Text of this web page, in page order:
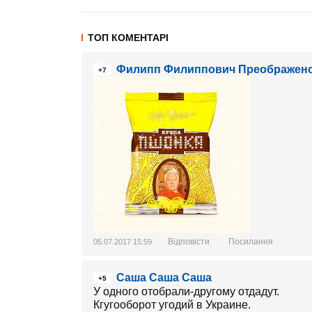
ТОП КОМЕНТАРІ
+7 Филипп Филиппович
05.07.2017 15:59 Відповісти Посилання
+5
Саша Саша Саша
У одного отобрали-другому отдадут.
Кгугооборот угодий в Украине.